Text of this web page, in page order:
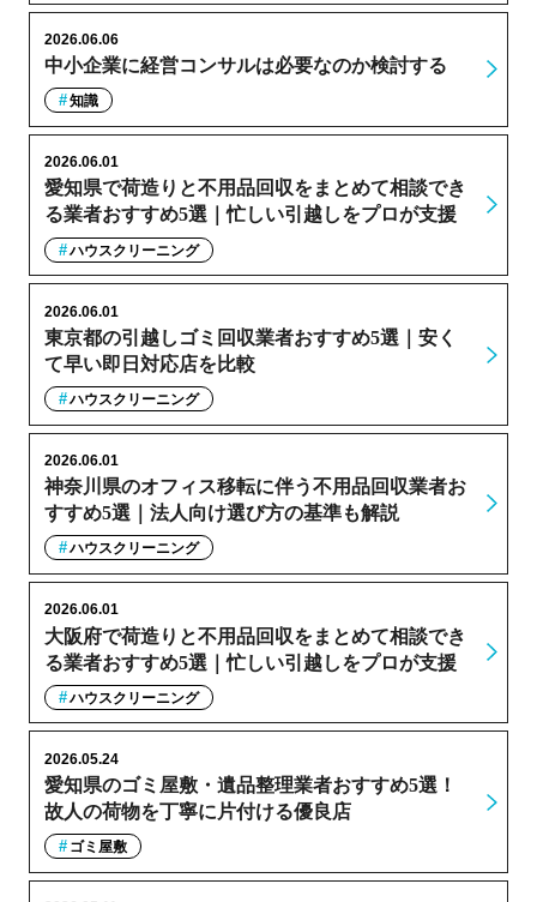
中小企業に経営コンサルは必要なのか検討する
2026.06.06
知識
愛知県で荷造りと不用品回収をまとめて相談でき
る業者おすすめ5選｜忙しい引越しをプロが支援
2026.06.01
ハウスクリーニング
東京都の引越しゴミ回収業者おすすめ5選｜安く
て早い即日対応店を比較
2026.06.01
ハウスクリーニング
神奈川県のオフィス移転に伴う不用品回収業者お
すすめ5選｜法人向け選び方の基準も解説
2026.06.01
ハウスクリーニング
大阪府で荷造りと不用品回収をまとめて相談でき
る業者おすすめ5選｜忙しい引越しをプロが支援
2026.06.01
ハウスクリーニング
愛知県のゴミ屋敷・遺品整理業者おすすめ5選！
故人の荷物を丁寧に片付ける優良店
2026.05.24
ゴミ屋敷